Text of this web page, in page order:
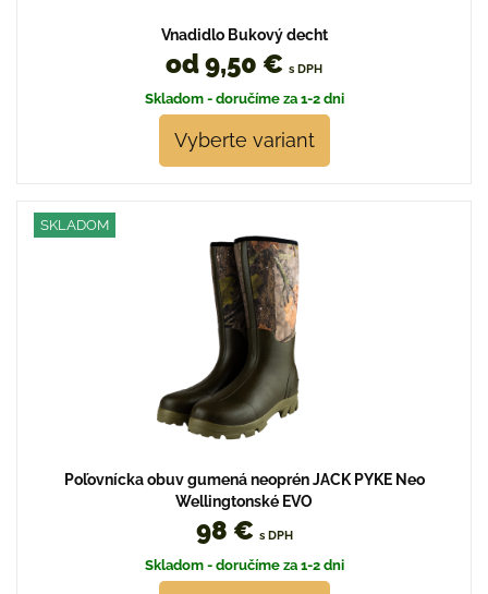
Vnadidlo Bukový decht
od 9,50 € s DPH
Skladom - doručíme za 1-2 dni
Vyberte variant
SKLADOM
Poľovnícka obuv gumená neoprén JACK PYKE Neo
Wellingtonské EVO
98 € s DPH
Skladom - doručíme za 1-2 dni